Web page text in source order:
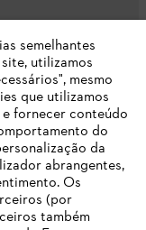
semelhantes
utilizamos
mesmo
que utilizamos
fornecer conteúdo
do
da
abrangentes,
Os
(por
também